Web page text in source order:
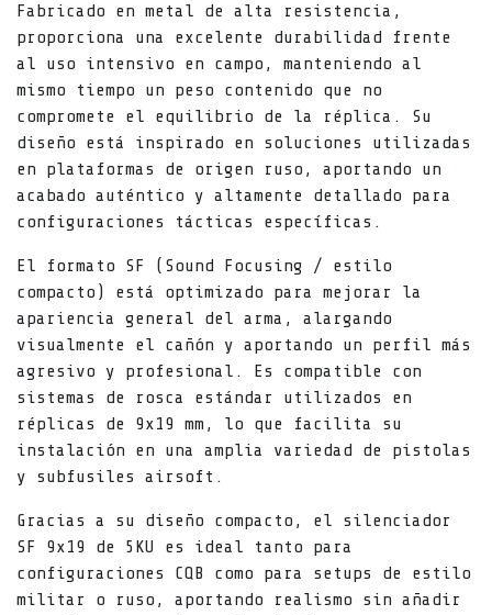
Fabricado en metal de alta resistencia,
proporciona una excelente durabilidad frente
al uso intensivo en campo, manteniendo al
mismo tiempo un peso contenido que no
compromete el equilibrio de la réplica. Su
diseño está inspirado en soluciones utilizadas
en plataformas de origen ruso, aportando un
acabado auténtico y altamente detallado para
configuraciones tácticas específicas.
El formato SF (Sound Focusing / estilo
compacto) está optimizado para mejorar la
apariencia general del arma, alargando
visualmente el cañón y aportando un perfil más
agresivo y profesional. Es compatible con
sistemas de rosca estándar utilizados en
réplicas de 9x19 mm, lo que facilita su
instalación en una amplia variedad de pistolas
y subfusiles airsoft.
Gracias a su diseño compacto, el silenciador
SF 9x19 de 5KU es ideal tanto para
configuraciones CQB como para setups de estilo
militar o ruso, aportando realismo sin añadir